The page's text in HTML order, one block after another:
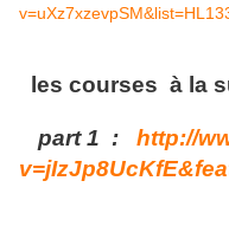
les courses à la
part 1 : http://